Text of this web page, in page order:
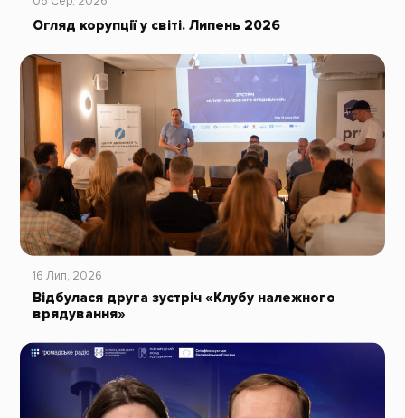
Огляд корупції у світі. Липень 2026
16 Лип, 2026
Відбулася друга зустріч «Клубу належного
врядування»